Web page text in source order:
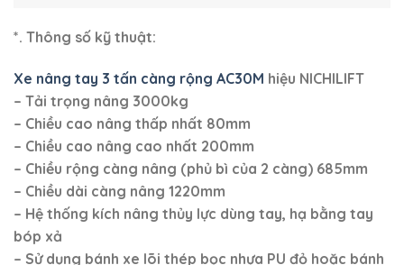
– Sản phẩm được bảo hành 12 tháng theo tiêu chuẩn